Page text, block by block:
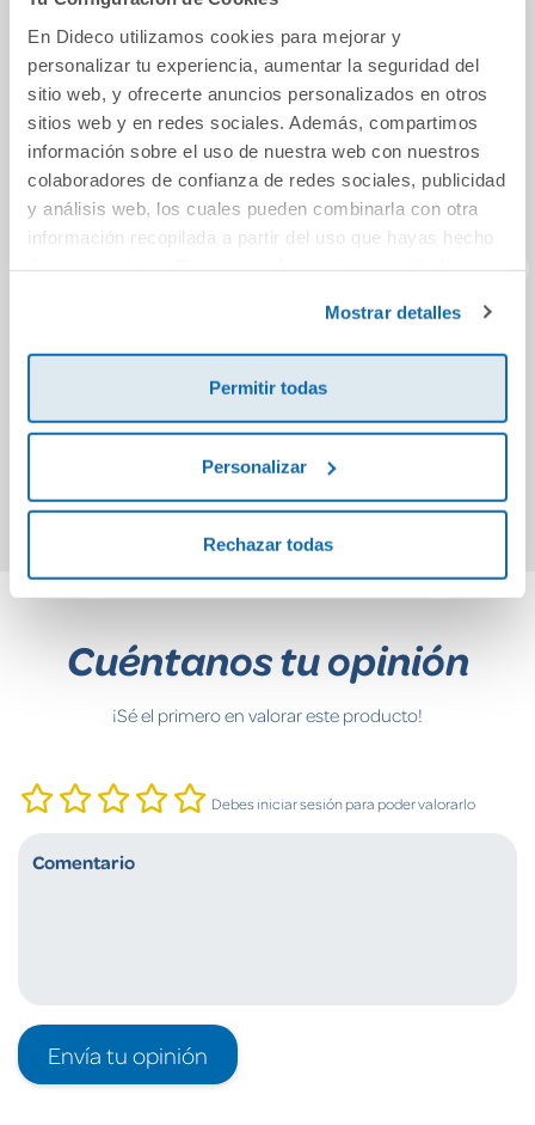
En Dideco utilizamos cookies para mejorar y
personalizar tu experiencia, aumentar la seguridad del
sitio web, y ofrecerte anuncios personalizados en otros
sitios web y en redes sociales. Además, compartimos
información sobre el uso de nuestra web con nuestros
colaboradores de confianza de redes sociales, publicidad
y análisis web, los cuales pueden combinarla con otra
información recopilada a partir del uso que hayas hecho
Mostrar detalles
Permitir todas
Personalizar
Rechazar todas
vall dels follets
15,95€
11,95€
Comprar
Cuéntanos tu opinión
¡Sé el primero en valorar este producto!
Debes iniciar sesión para poder valorarlo
Envía tu opinión